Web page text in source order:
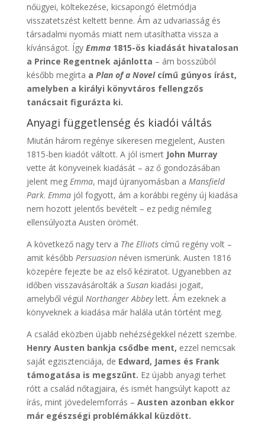
nőügyei, költekezése, kicsapongó életmódja
visszatetszést keltett benne. Ám az udvariasság és
társadalmi nyomás miatt nem utasíthatta vissza a
kívánságot. Így Emma1815-ös kiadását hivatalosan
a Prince Regentnek ajánlotta – ám bosszúból
később megírta a Plan of a Novelcímű gúnyos írást,
amelyben a királyi könyvtáros fellengzős
tanácsait figurázta ki.
Anyagi függetlenség és kiadói váltás
Miután három regénye sikeresen megjelent, Austen
1815-ben kiadót váltott. A jól ismert John Murray
vette át könyveinek kiadását – az ő gondozásában
jelent meg Emma, majd újranyomásban a Mansfield
Park. Emmajól fogyott, ám a korábbi regény új kiadása
nem hozott jelentős bevételt – ez pedig némileg
ellensúlyozta Austen örömét.
A következő nagy terv a The Elliotscímű regény volt –
amit később Persuasionnéven ismerünk. Austen 1816
közepére fejezte be az első kéziratot. Ugyanebben az
időben visszavásárolták a Susankiadási jogait,
amelyből végül Northanger Abbeylett. Ám ezeknek a
könyveknek a kiadása már halála után történt meg.
A család eközben újabb nehézségekkel nézett szembe.
Henry Austen bankja csődbe ment, ezzel nemcsak
saját egzisztenciája, de Edward, James és Frank
támogatása is megszűnt. Ez újabb anyagi terhet
rótt a család nőtagjaira, és ismét hangsúlyt kapott az
írás, mint jövedelemforrás – Austen azonban ekkor
már egészségi problémákkal küzdött.